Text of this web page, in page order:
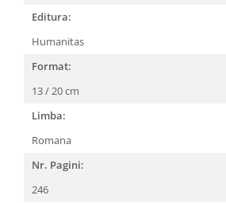
Editura:
Humanitas
Format:
13 / 20 cm
Limba:
Romana
Nr. Pagini:
246